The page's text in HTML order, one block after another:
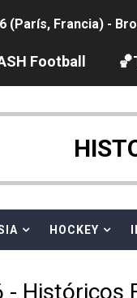
(París, Francia) -
6
2026
2026 (París,
Football
HOCKEY
- Históricos